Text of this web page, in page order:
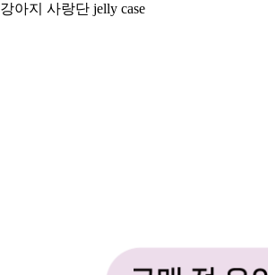
강아지 사랑단 jelly case